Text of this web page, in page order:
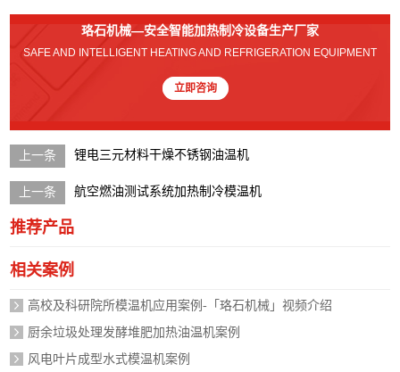
珞石机械—安全智能加热制冷设备生产厂家
SAFE AND INTELLIGENT HEATING AND REFRIGERATION EQUIPMENT
立即咨询
锂电三元材料干燥不锈钢油温机
航空燃油测试系统加热制冷模温机
推荐产品
相关案例
高校及科研院所模温机应用案例-「珞石机械」视频介绍
厨余垃圾处理发酵堆肥加热油温机案例
风电叶片成型水式模温机案例